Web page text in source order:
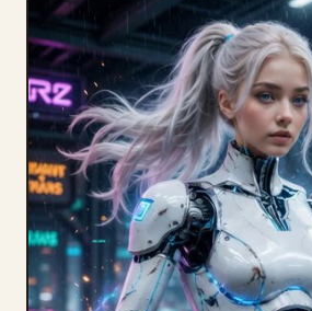
พรอมต์
ราคา
ดาวน์โหลด
บล็อก